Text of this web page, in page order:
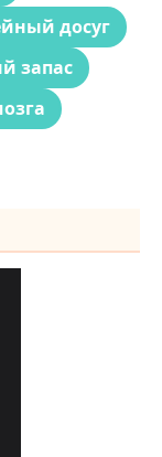
досуг
запас